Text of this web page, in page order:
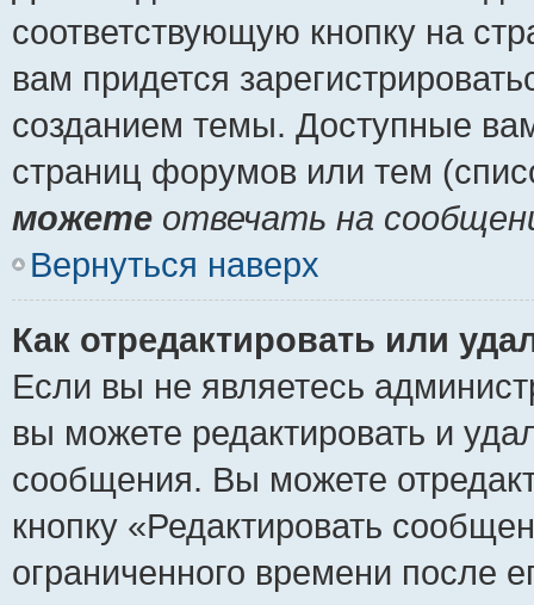
соответствующую кнопку на
вам придется
созданием темы. Доступные
страниц форумов или тем
можете отвечать на
Вернуться наверх
Как отредактировать или
Если вы не являетесь
вы можете редактировать и
сообщения. Вы можете
кнопку «Редактировать
ограниченного времени после